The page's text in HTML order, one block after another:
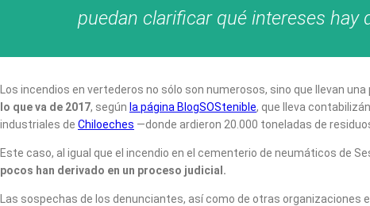
puedan clarificar qué intereses hay
Los incendios en vertederos no sólo son numerosos, sino que llevan
lo que va de 2017, según la página BlogSOStenible, que lleva
industriales de Chiloeches —donde ardieron 20.000 toneladas de
Este caso, al igual que el incendio en el cementerio de neumáticos de
pocos han derivado en un proceso judicial.
Las sospechas de los denunciantes, así como de otras